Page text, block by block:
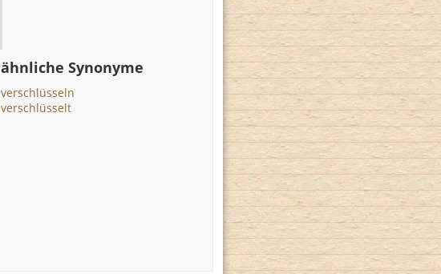
ähnliche Synonyme
verschlüsseln
verschlüsselt